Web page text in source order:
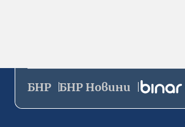
БНР БНР Новини